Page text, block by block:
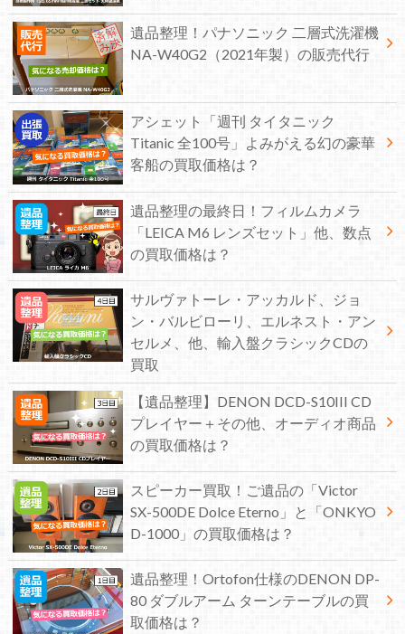
遺品整理！パナソニック 二層式洗濯機
NA-W40G2（2021年製）の販売代行
アシェット「週刊 タイタニック
Titanic 全100号」よみがえる幻の豪華
客船の買取価格は？
遺品整理の最終日！フィルムカメラ
「LEICA M6 レンズセット」他、数点
の買取価格は？
サルヴァトーレ・アッカルド、ジョ
ン・バルビローリ、エルネスト・アン
セルメ、他、輸入盤クラシックCDの
買取
【遺品整理】DENON DCD-S10III CD
プレイヤー＋その他、オーディオ商品
の買取価格は？
スピーカー買取！ご遺品の「Victor
SX-500DE Dolce Eterno」と「ONKYO
D-1000」の買取価格は？
遺品整理！Ortofon仕様のDENON DP-
80 ダブルアーム ターンテーブルの買
取価格は？